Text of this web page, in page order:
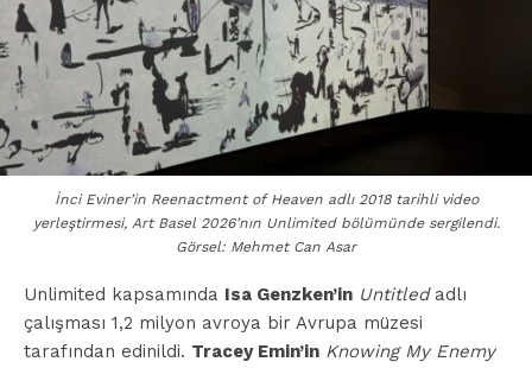
İnci Eviner’in Reenactment of Heaven adlı 2018 tarihli video
yerleştirmesi, Art Basel 2026’nın Unlimited bölümünde sergilendi.
Görsel: Mehmet Can Asar
Unlimited kapsamında Isa Genzken’in Untitledadlı
çalışması 1,2 milyon avroya bir Avrupa müzesi
tarafından edinildi. Tracey Emin’in Knowing My Enemy